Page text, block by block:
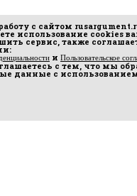
с сайтом
использование cookies
сервис, также
и Пользовательское
с тем, что мы
данные с